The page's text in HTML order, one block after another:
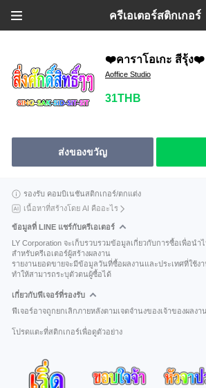
ครีเอเตอร์สติกเกอร์
❤️คาราโอเกะ สีรุ้ง❤️
Aoffice Studio
31THB
ส่งของขวัญ
รองรับ คอมบิเนชันสติกเกอร์/ตกแต่ง
เนื้อหาที่สร้างโดย AI คืออะไร
ข้อมูลที่ LINE แชร์กับครีเอเตอร์
LY Corporation จะเก็บรวบรวมข้อมูลเกี่ยวกับการซื้อเพื่อนำ
สำหรับครีเอเตอร์ผู้สร้างผลงาน
รายงานยอดขายจะมีข้อมูลวันที่ซื้อผลงานและประเทศที่ใช้
ทำให้สามารถระบุตัวตนผู้ซื้อได้
เกี่ยวกับฟีเจอร์ที่รองรับ
ฟีเจอร์อาจถูกยกเลิกภายหลังตามเจตจำนงของเจ้าของผลงาน
โปรดแตะที่สติกเกอร์เพื่อดูตัวอย่าง